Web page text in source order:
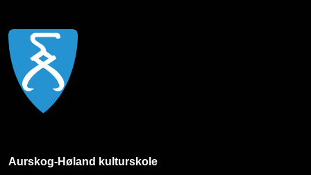
Aurskog-Høland kulturskole